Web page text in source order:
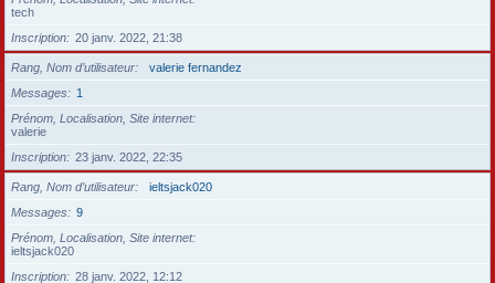
tech
Inscription
20 janv. 2022, 21:38
Rang, Nom d’utilisateur
valerie fernandez
Messages
1
Prénom, Localisation, Site internet
valerie
Inscription
23 janv. 2022, 22:35
Rang, Nom d’utilisateur
ieltsjack020
Messages
9
Prénom, Localisation, Site internet
ieltsjack020
Inscription
28 janv. 2022, 12:12